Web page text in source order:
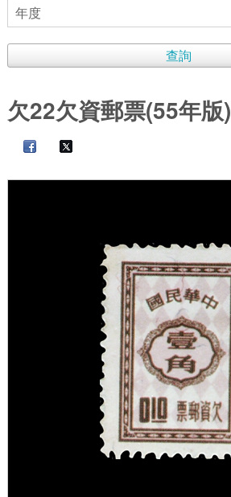
欠22欠資郵票(55年版)